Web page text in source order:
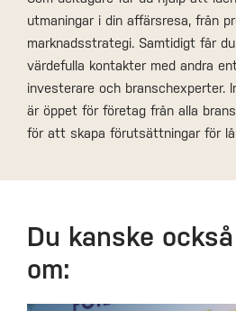
utmaningar i din affärsresa, från
marknadsstrategi. Samtidigt får
värdefulla kontakter med andra
investerare och branschexperter.
är öppet för företag från alla
för att skapa förutsättningar för
Du kanske
om: